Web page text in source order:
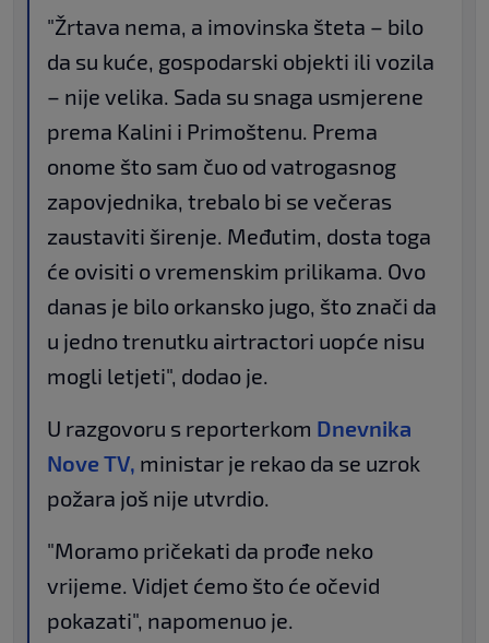
"Žrtava nema, a imovinska šteta – bilo
da su kuće, gospodarski objekti ili vozila
– nije velika. Sada su snaga usmjerene
prema Kalini i Primoštenu. Prema
onome što sam čuo od vatrogasnog
zapovjednika, trebalo bi se večeras
zaustaviti širenje. Međutim, dosta toga
će ovisiti o vremenskim prilikama. Ovo
danas je bilo orkansko jugo, što znači da
u jedno trenutku airtractori uopće nisu
mogli letjeti", dodao je.
U razgovoru s reporterkom Dnevnika
Nove TV, ministar je rekao da se uzrok
požara još nije utvrdio.
"Moramo pričekati da prođe neko
vrijeme. Vidjet ćemo što će očevid
pokazati", napomenuo je.